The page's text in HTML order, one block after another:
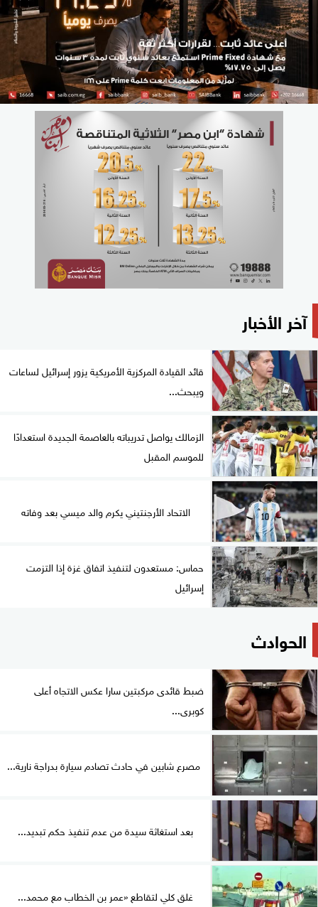
آخر الأخبار
قائد القيادة المركزية الأمريكية يزور إسرائيل لساعات
ويبحث...
الزمالك يواصل تدريباته بالعاصمة الجديدة استعدادًا
للموسم المقبل
الاتحاد الأرجنتيني يكرم والد ميسي بعد وفاته
حماس: مستعدون لتنفيذ اتفاق غزة إذا التزمت
إسرائيل
الحوادث
ضبط قائدى مركبتين سارا عكس الاتجاه أعلى
كوبرى...
مصرع شابين في حادث تصادم سيارة بدراجة نارية...
بعد استغاثة سيدة من عدم تنفيذ حكم تبديد...
غلق كلي لتقاطع «عمر بن الخطاب مع محمد...